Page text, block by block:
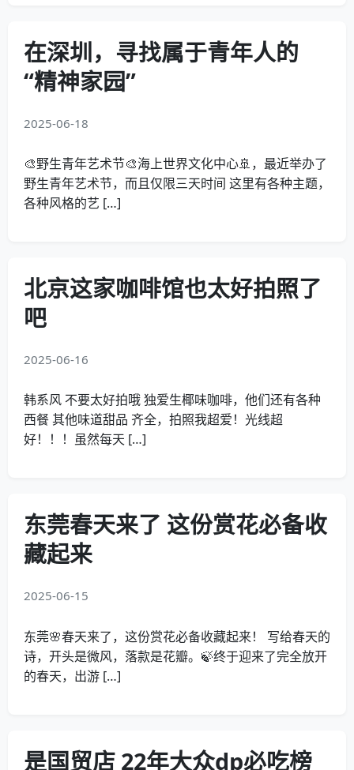
在深圳，寻找属于青年人的
“精神家园”
2025-06-18
🎨野生青年艺术节🎨海上世界文化中心🚢，最近举办了
野生青年艺术节，而且仅限三天时间 这里有各种主题，
各种风格的艺 […]
北京这家咖啡馆也太好拍照了
吧
2025-06-16
韩系风 不要太好拍哦 独爱生椰味咖啡，他们还有各种
西餐 其他味道甜品 齐全，拍照我超爱！光线超
好！！！虽然每天 […]
东莞春天来了 这份赏花必备收
藏起来
2025-06-15
东莞🌸春天来了，这份赏花必备收藏起来！ 写给春天的
诗，开头是微风，落款是花瓣。🍃终于迎来了完全放开
的春天，出游 […]
是国贸店 22年大众dp必吃榜